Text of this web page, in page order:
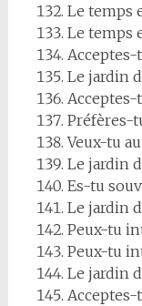
Le temps
Le temps
Acceptes-
Le jardin
Préfères-
Veux-tu
Le jardin
Es-tu
Le jardin
Peux-tu
Peux-tu
Le jardin
Acceptes-